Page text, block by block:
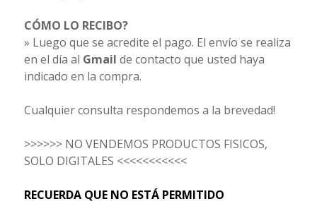
CÓMO LO RECIBO?
» Luego que se acredite el pago. El envío se realiza
en el día al Gmail de contacto que usted haya
indicado en la compra.
Cualquier consulta respondemos a la brevedad!
>>>>>> NO VENDEMOS PRODUCTOS FISICOS,
SOLO DIGITALES <<<<<<<<<<<
RECUERDA QUE NO ESTÁ PERMITIDO